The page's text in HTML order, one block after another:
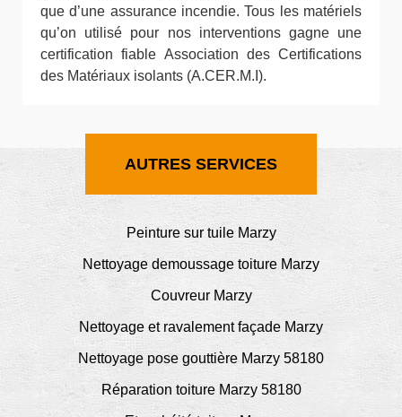
que d’une assurance incendie. Tous les matériels
qu’on utilisé pour nos interventions gagne une
certification fiable Association des Certifications
des Matériaux isolants (A.CER.M.I).
AUTRES SERVICES
Peinture sur tuile Marzy
Nettoyage demoussage toiture Marzy
Couvreur Marzy
Nettoyage et ravalement façade Marzy
Nettoyage pose gouttière Marzy 58180
Réparation toiture Marzy 58180